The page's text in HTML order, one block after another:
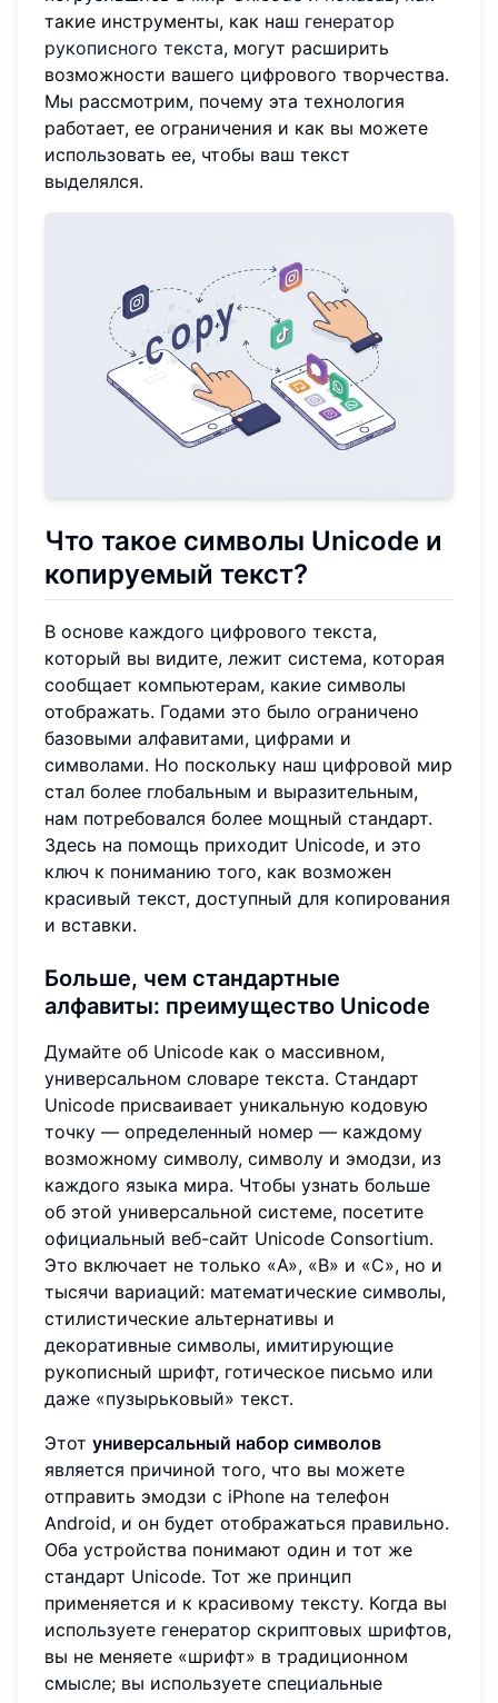
такие инструменты, как наш генератор
рукописного текста, могут расширить
возможности вашего цифрового творчества.
Мы рассмотрим, почему эта технология
работает, ее ограничения и как вы можете
использовать ее, чтобы ваш текст
выделялся.
Что такое символы Unicode и
копируемый текст?
В основе каждого цифрового текста,
который вы видите, лежит система, которая
сообщает компьютерам, какие символы
отображать. Годами это было ограничено
базовыми алфавитами, цифрами и
символами. Но поскольку наш цифровой мир
стал более глобальным и выразительным,
нам потребовался более мощный стандарт.
Здесь на помощь приходит Unicode, и это
ключ к пониманию того, как возможен
красивый текст, доступный для копирования
и вставки.
Больше, чем стандартные
алфавиты: преимущество Unicode
Думайте об Unicode как о массивном,
универсальном словаре текста. Стандарт
Unicode присваивает уникальную кодовую
точку — определенный номер — каждому
возможному символу, символу и эмодзи, из
каждого языка мира. Чтобы узнать больше
об этой универсальной системе, посетите
официальный веб-сайт Unicode Consortium.
Это включает не только «A», «B» и «C», но и
тысячи вариаций: математические символы,
стилистические альтернативы и
декоративные символы, имитирующие
рукописный шрифт, готическое письмо или
даже «пузырьковый» текст.
Этот универсальный набор символов
является причиной того, что вы можете
отправить эмодзи с iPhone на телефон
Android, и он будет отображаться правильно.
Оба устройства понимают один и тот же
стандарт Unicode. Тот же принцип
применяется и к красивому тексту. Когда вы
используете генератор скриптовых шрифтов,
вы не меняете «шрифт» в традиционном
смысле; вы используете специальные